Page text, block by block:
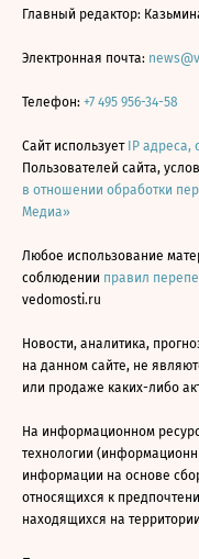
Главный редактор:
Электронная почта:
Телефон: +7 495 956-34-58
Сайт использует IP
Пользователей сайта,
в отношении обработки
Медиа»
Любое использование
соблюдении правил
vedomosti.ru
Новости, аналитика,
на данном сайте, не
или продаже каких-либо
На информационном
технологии
информации на основе
относящихся к
находящихся на